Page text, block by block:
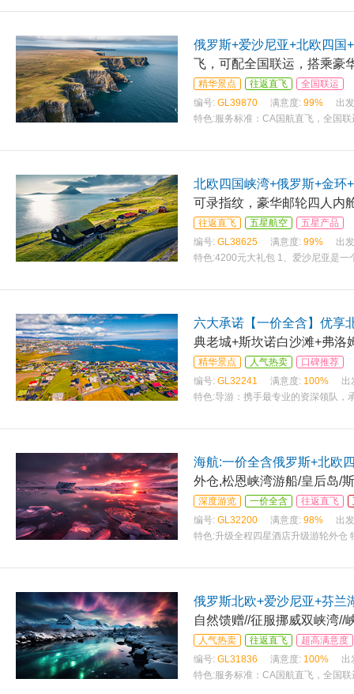
俄罗斯+爱沙尼亚+北欧四国
飞，可配全国联运，搭乘豪
精华景点 往返直飞
全国联运
编号: GL39870 满意度: 99%
出
特色:服务标准：CA国航直飞，全国
北欧四国峡湾+俄罗斯+金环
可录指纹，豪华邮轮四人内
往返直飞 五星航空
五星产品
编号: GL38625 满意度: 99%
出
特色:4200元大礼包 1、爱沙尼亚是一
六大承诺【一价全含】优享
典老城+斯坎诺白沙滩+弗洛
精华景点 人气热卖
口碑推荐
编号: GL32241 满意度: 100%
出
特色:导游：携手最专业的资深领队，
海航:一价全含俄罗斯+北欧
外仓,松恩峡湾游船/皇后岛/
深度游览 一价全含 往返直飞
编号: GL32200 满意度: 98%
出
特色:升级全程四星酒店升级游轮外仓
俄罗斯北欧+爱沙尼亚+芬兰
自然馈赠//征服挪威双峡湾//
人气热卖 往返直飞
超高满意度
编号: GL31836 满意度: 100%
出
特色:服务标准：CA国航直飞，全国